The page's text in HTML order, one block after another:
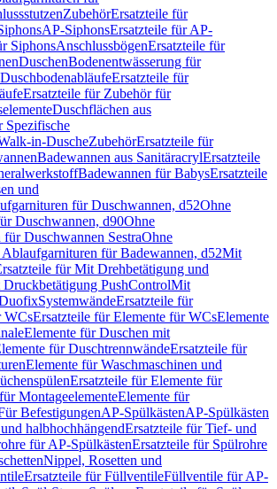
ZubehörErsatzteile für
AP-SiphonsErsatzteile für AP-
SiphonsAnschlussbögenErsatzteile für
DuschenBodenentwässerung für
DuschbodenabläufeErsatzteile für
Ersatzteile für Zubehör für
Duschflächen aus
Spezifische
in-DuscheZubehörErsatzteile für
Badewannen aus SanitäracrylErsatzteile
Badewannen für BabysErsatzteile
und
für Duschwannen, d52Ohne
Duschwannen, d90Ohne
Duschwannen SestraOhne
für Badewannen, d52Mit
für Mit Drehbetätigung und
PushControlMit
SystemwändeErsatzteile für
WCsErsatzteile für Elemente für WCsElemente
Elemente für Duschen mit
für DuschtrennwändeErsatzteile für
Elemente für Waschmaschinen und
Ersatzteile für Elemente für
MontageelementeElemente für
BefestigungenAP-SpülkästenAP-Spülkästen
halbhochhängendErsatzteile für Tief- und
für AP-SpülkästenErsatzteile für Spülrohre
Nippel, Rosetten und
Ersatzteile für FüllventileFüllventile für AP-